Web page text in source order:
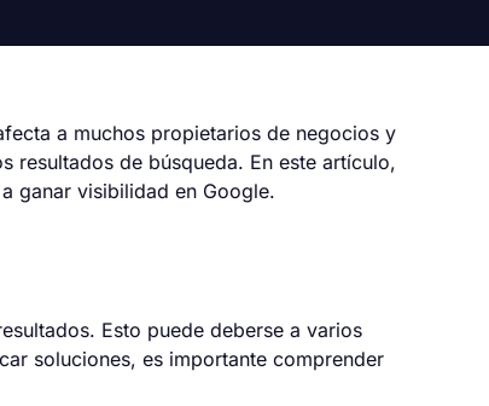
a muchos propietarios de negocios y
resultados de búsqueda. En este artículo,
ganar visibilidad en Google.
Esto puede deberse a varios
soluciones, es importante comprender